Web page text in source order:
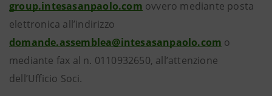
group.intesasanpaolo.com ovvero mediante posta
elettronica all’indirizzo
domande.assemblea@intesasanpaolo.com o
mediante fax al n. 0110932650, all’attenzione
dell’Ufficio Soci.